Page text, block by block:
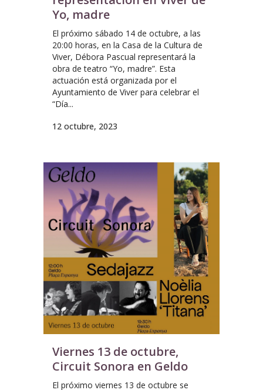
Yo, madre
El próximo sábado 14 de octubre, a las
20:00 horas, en la Casa de la Cultura de
Viver, Débora Pascual representará la
obra de teatro “Yo, madre”. Esta
actuación está organizada por el
Ayuntamiento de Viver para celebrar el
“Día...
12 octubre, 2023
Viernes 13 de octubre,
Circuit Sonora en Geldo
El próximo viernes 13 de octubre se